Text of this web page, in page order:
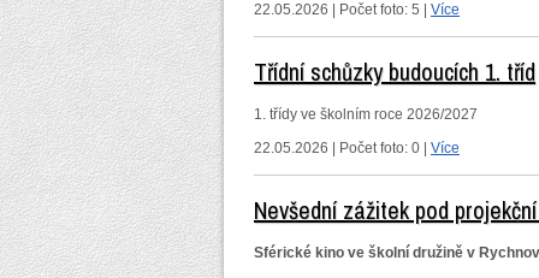
22.05.2026 | Počet foto: 5 | Více
Třídní schůzky budoucích 1. tříd
1. třídy ve školním roce 2026/2027
22.05.2026 | Počet foto: 0 | Více
Nevšední zážitek pod
Sférické kino ve školní družině v